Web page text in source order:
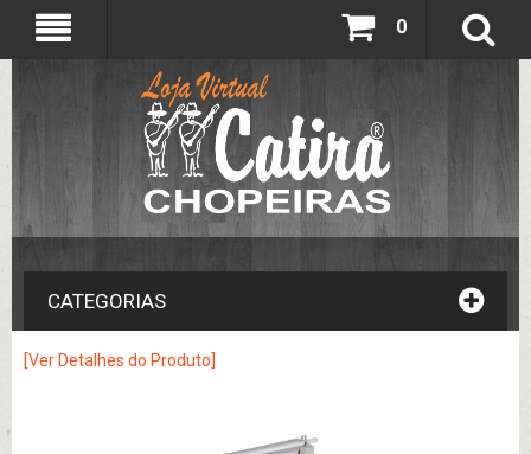
0
CATEGORIAS
[Ver Detalhes do Produto]